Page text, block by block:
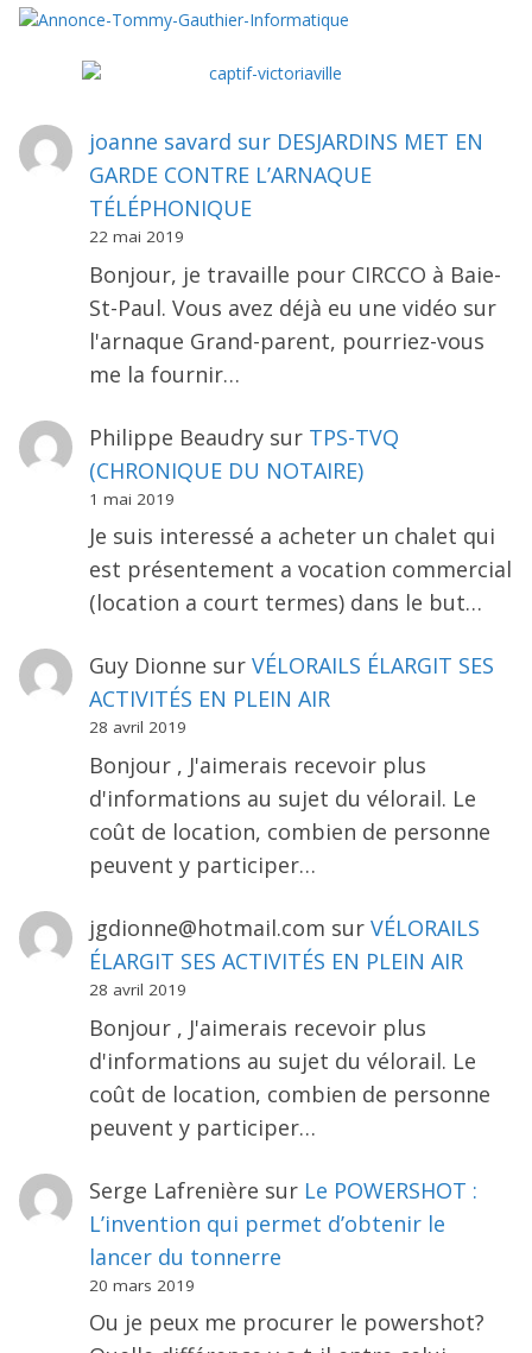
joanne savard sur DESJARDINS MET EN
GARDE CONTRE L’ARNAQUE
TÉLÉPHONIQUE
22 mai 2019
Bonjour, je travaille pour CIRCCO à Baie-
St-Paul. Vous avez déjà eu une vidéo sur
l'arnaque Grand-parent, pourriez-vous
me la fournir…
Philippe Beaudrysur TPS-TVQ
(CHRONIQUE DU NOTAIRE)
1 mai 2019
Je suis interessé a acheter un chalet qui
est présentement a vocation commercial
(location a court termes) dans le but…
Guy Dionne sur VÉLORAILS ÉLARGIT SES
ACTIVITÉS EN PLEIN AIR
28 avril 2019
Bonjour , J'aimerais recevoir plus
d'informations au sujet du vélorail. Le
coût de location, combien de personne
peuvent y participer…
jgdionne@hotmail.com sur VÉLORAILS
ÉLARGIT SES ACTIVITÉS EN PLEIN AIR
28 avril 2019
Bonjour , J'aimerais recevoir plus
d'informations au sujet du vélorail. Le
coût de location, combien de personne
peuvent y participer…
Serge Lafrenière sur Le POWERSHOT :
L’invention qui permet d’obtenir le
lancer du tonnerre
20 mars 2019
Ou je peux me procurer le powershot?